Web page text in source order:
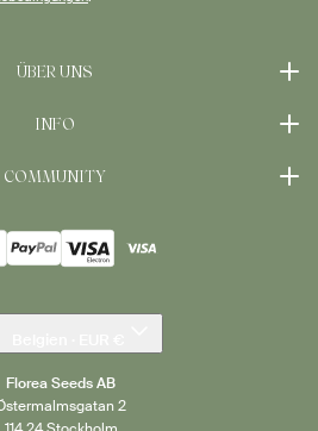
ÜBER UNS
INFO
COMMUNITY
Zahlungsarten
Florea Seeds AB
2